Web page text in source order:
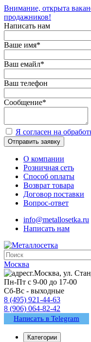
Внимание, открыта
продажников!
Написать нам
Ваше имя*
Ваш емайл*
Ваш телефон
Сообщение*
Я согласен на
Отправить заявку
О компании
Розничная сеть
Способ оплаты
Возврат товара
Договор поставки
Вопрос-ответ
info@metallosetka.ru
Написать нам
Москва
г.Москва, ул.
Пн-Пт с 9-00 до 17-00
Сб-Вс - выходные
8 (495) 921-44-63
8 (906) 064-82-42
Написать в Telegram
Категории